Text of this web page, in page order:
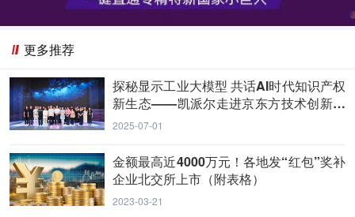
更多推荐
探秘显示工业大模型 共话AI时代知识产权
新生态——凯派尔走进京东方技术创新中
心
2025-07-01
金额最高近4000万元！各地发“红包”奖补
企业北交所上市（附表格）
2023-03-21